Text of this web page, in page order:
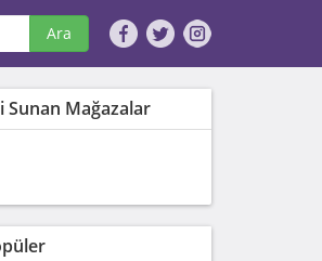
Ara
Mağazalar